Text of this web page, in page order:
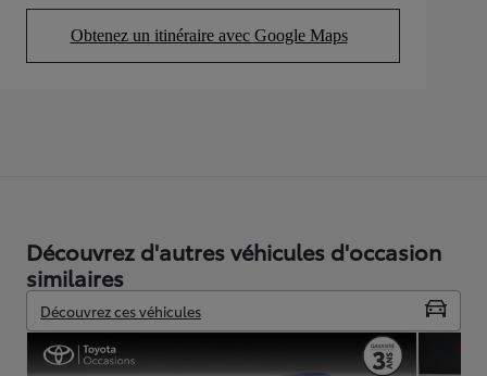
Obtenez un itinéraire avec Google Maps
(Opens in new tab)
Découvrez d'autres véhicules d'occasion
similaires
Découvrez ces véhicules